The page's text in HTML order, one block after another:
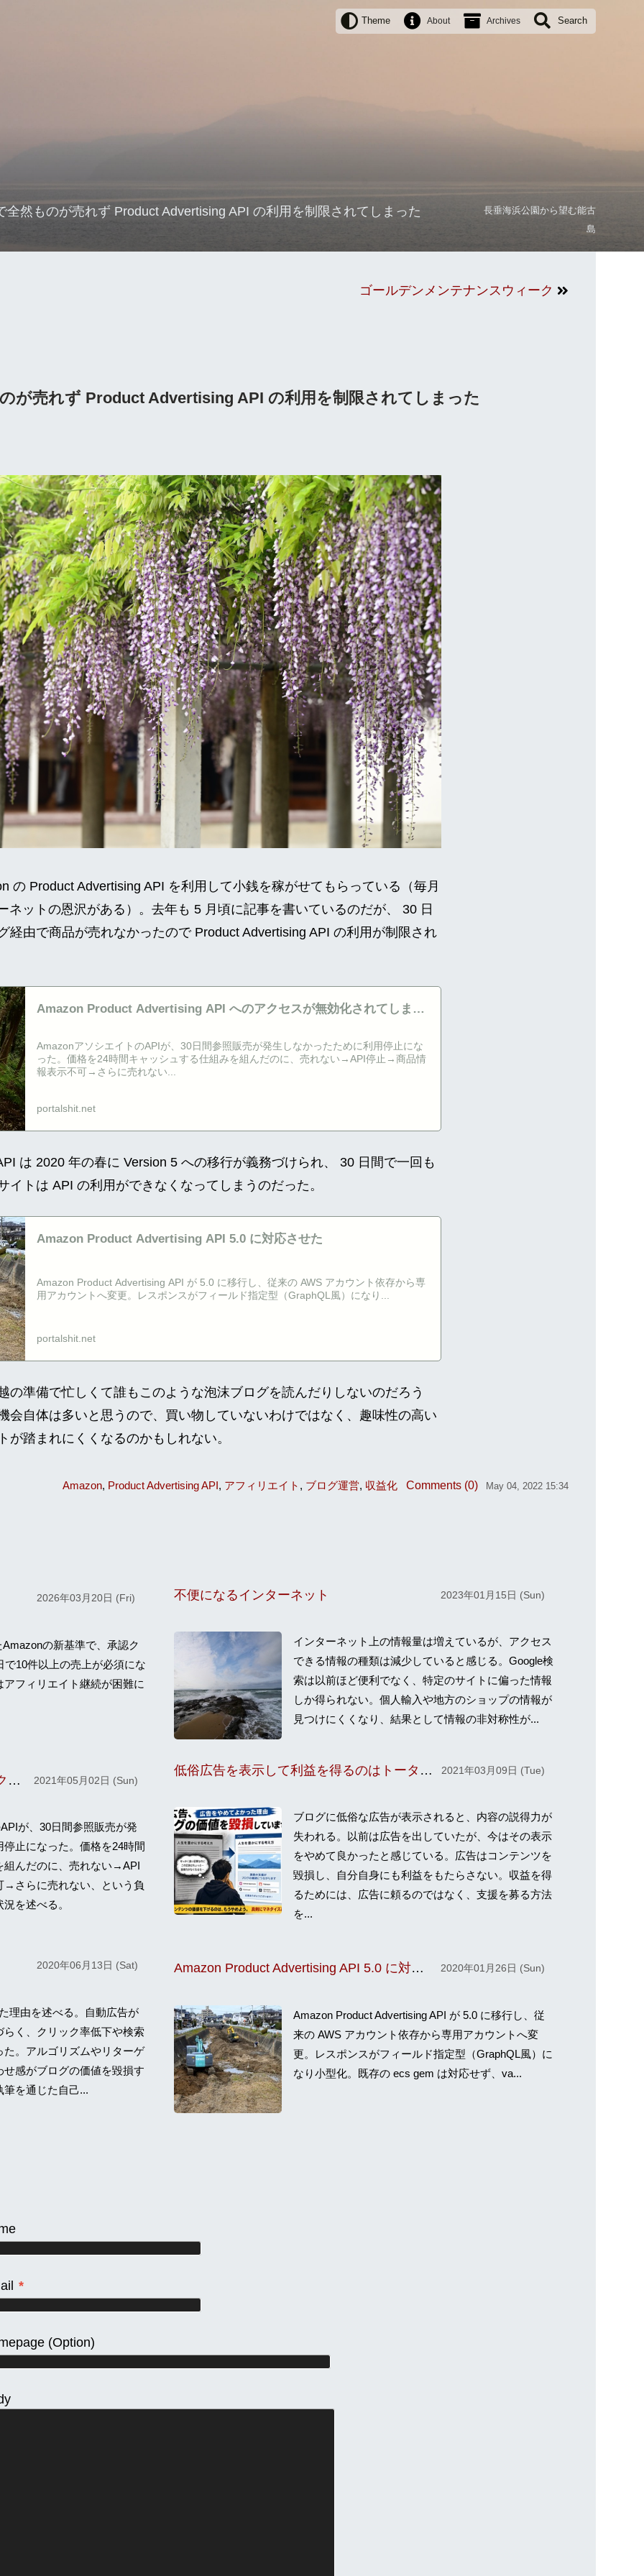
Theme About Archives Search
全然ものが売れず Product Advertising API の利用を制限されてしまった
長垂海浜公園から望む能古
島
ゴールデンメンテナンスウィーク
が売れず Product Advertising API の利用を制限されてしまった
の Product Advertising API を利用して小銭を稼がせてもらっている（毎月
ネットの恩沢がある）。去年も 5 月頃に記事を書いているのだが、 30 日
経由で商品が売れなかったので Product Advertising API の利用が制限され
Amazon Product Advertising API へのアクセスが無効化されてしまっ
AmazonアソシエイトのAPIが、30日間参照販売が発生しなかったために利用停止にな
った。価格を24時間キャッシュする仕組みを組んだのに、売れない→API停止→商品情
報表示不可→さらに売れない...
portalshit.net
は 2020 年の春に Version 5 への移行が義務づけられ、 30 日間で一回も
イトは API の利用ができなくなってしまうのだった。
Amazon Product Advertising API 5.0 に対応させた
Amazon Product Advertising API が 5.0 に移行し、従来の AWS アカウント依存から専
用アカウントへ変更。レスポンスがフィールド指定型（GraphQL風）になり...
portalshit.net
の準備で忙しくて誰もこのような泡沫ブログを読んだりしないのだろう
会自体は多いと思うので、買い物していないわけではなく、趣味性の高い
が踏まれにくくなるのかもしれない。
Amazon Product Advertising API アフィリエイト ブログ運営 収益化 Comments (0) May 04, 2022 15:34
2026年03月20日 (Fri)
の新基準で、承認ク
で10件以上の売上が必須にな
フィリエイト継続が困難に
不便になるインターネット 2023年01月15日 (Sun)
インターネット上の情報量は増えているが、アクセス
できる情報の種類は減少していると感じる。Google検
索は以前ほど便利でなく、特定のサイトに偏った情報
しか得られない。個人輸入や地方のショップの情報が
見つけにくくなり、結果として情報の非対称性が...
Amazon Product Advertising API へのアクセスが無効化されてしまった 2021年05月02日 (Sun)
が、30日間参照販売が発
止になった。価格を24時間
組んだのに、売れない→API
さらに売れない、という負
を述べる。
低俗広告を表示して利益を得るのはトータルで考えると損 2021年03月09日 (Tue)
ブログに低俗な広告が表示されると、内容の説得力が
失われる。以前は広告を出していたが、今はその表示
をやめて良かったと感じている。広告はコンテンツを
毀損し、自分自身にも利益をもたらさない。収益を得
るためには、広告に頼るのではなく、支援を募る方法
を...
2020年06月13日 (Sat)
理由を述べる。自動広告が
く、クリック率低下や検索
。アルゴリズムやリターゲ
感がブログの価値を毀損す
を通じた自己...
Amazon Product Advertising API 5.0 に対応させた 2020年01月26日 (Sun)
Amazon Product Advertising API が 5.0 に移行し、従
来の AWS アカウント依存から専用アカウントへ変
更。レスポンスがフィールド指定型（GraphQL風）に
なり小型化。既存の ecs gem は対応せず、va...
*
(Option)